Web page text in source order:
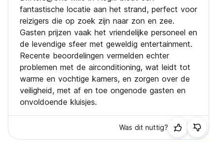
fantastische locatie aan het strand, perfect voor
reizigers die op zoek zijn naar zon en zee.
Gasten prijzen vaak het vriendelijke personeel en
de levendige sfeer met geweldig entertainment.
Recente beoordelingen vermelden echter
problemen met de airconditioning, wat leidt tot
warme en vochtige kamers, en zorgen over de
veiligheid, met af en toe ongenode gasten en
onvoldoende kluisjes.
Was dit nuttig?